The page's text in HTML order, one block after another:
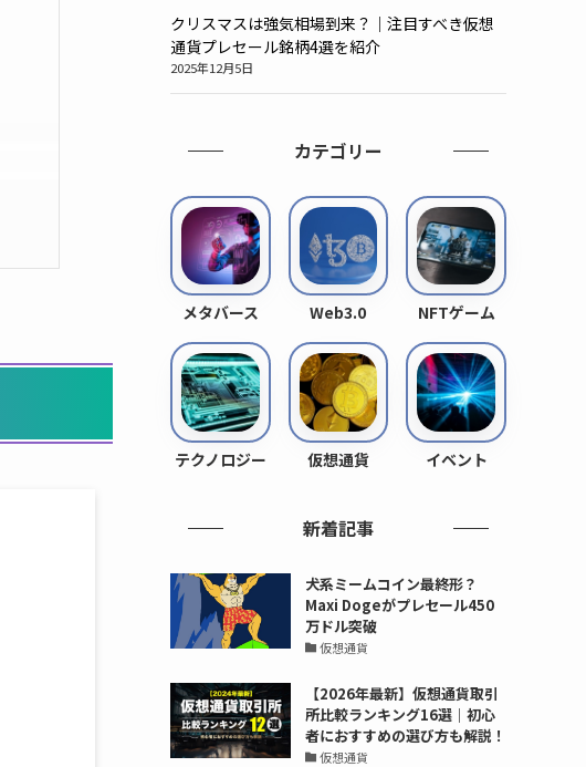
クリスマスは強気相場到来？｜注目すべき仮想
通貨プレセール銘柄4選を紹介
2025年12月5日
カテゴリー
メタバース Web3.0 NFTゲーム
テクノロジー 仮想通貨 イベント
新着記事
犬系ミームコイン最終形？
Maxi Dogeがプレセール450
万ドル突破
仮想通貨
【2026年最新】仮想通貨取引
所比較ランキング16選｜初心
者におすすめの選び方も解説！
仮想通貨